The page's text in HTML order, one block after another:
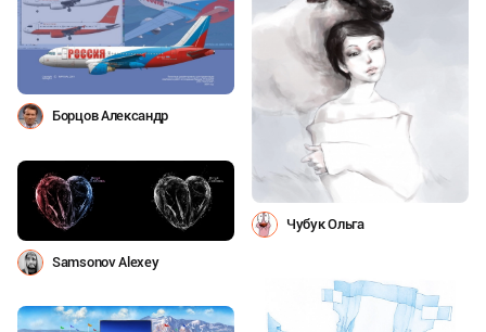
Борцов Александр
Чубук Ольга
Samsonov Alexey